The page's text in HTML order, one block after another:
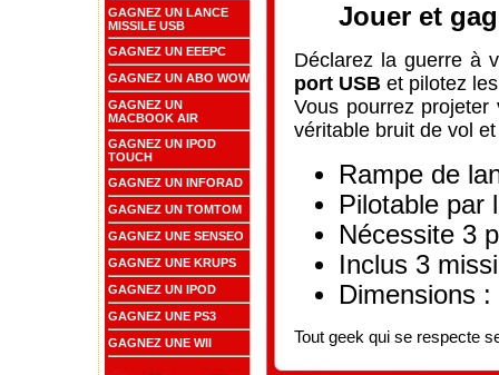
GAGNEZ UN LANCE
MISSILE USB
GAGNEZ UN EEEPC
GAGNEZ UN ABO WOW
GAGNEZ UN
MACBOOK AIR
GAGNEZ UN IPOD
TOUCH
GAGNEZ UN INFORAD
GAGNEZ UN TOMTOM
GAGNEZ UNE SENSEO
GAGNEZ UNE KRUPS
GAGNEZ UN IPOD
GAGNEZ UNE PS3
GAGNEZ UNE WII
Jouer et
Déclarez la guerre à
port USB et pilotez
Vous pourrez
véritable bruit de vol
Rampe de
Pilotable par
Nécessite 3
Inclus 3
Dimensions
Tout geek qui se respecte